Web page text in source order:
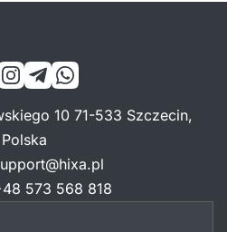
10 71-533 Szczecin,
Polska
573 568 818